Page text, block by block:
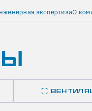
экспертизаО